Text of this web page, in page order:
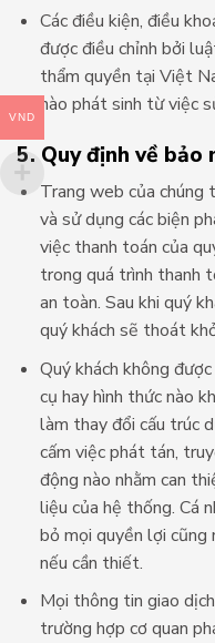
Các điều kiện, điều
được điều chỉnh bởi
thẩm quyền tại Việt
nào phát sinh từ việc
5. Quy định về bảo
Trang web của
và sử dụng các biện
việc thanh toán của
trong quá trình thanh
an toàn. Sau khi quý
quý khách sẽ thoát
Quý khách không
cụ hay hình thức nào
làm thay đổi cấu trúc
cấm việc phát tán,
động nào nhằm can
liệu của hệ thống. Cá
bỏ mọi quyền lợi
nếu cần thiết.
Mọi thông tin giao
trường hợp cơ quan
VND